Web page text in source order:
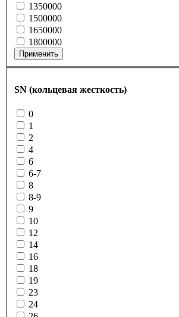
1350000
1500000
1650000
1800000
Применить
SN (кольцевая жесткость)
0
1
2
4
6
6-7
8
8-9
9
10
12
14
16
18
19
23
24